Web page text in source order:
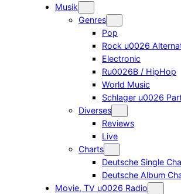
Musik
Genres
Pop
Rock u0026
Electronic
Ru0026B / HipHop
World Music
Schlager u0026
Diverses
Reviews
Live
Charts
Deutsche Single
Deutsche Album
Movie, TV u0026 Radio